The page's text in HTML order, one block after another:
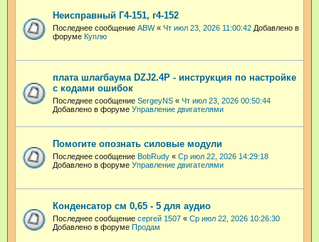
Неисправный Г4-151, г4-152
Последнее сообщение ABW« Чт июл 23, 2026 11:00:42 Добавлено в
форуме Куплю
плата шлагбаума DZJ2.4P - инструкция по настройке
с кодами ошибок
Последнее сообщение SergeyNS « Чт июл 23, 2026 00:50:44
Добавлено в форуме Управление двигателями
Помогите опознать силовые модули
Последнее сообщение BobRudy « Ср июл 22, 2026 14:29:18
Добавлено в форуме Управление двигателями
Конденсатор см 0,65 - 5 для аудио
Последнее сообщение сергей 1507 « Ср июл 22, 2026 10:26:30
Добавлено в форуме Продам